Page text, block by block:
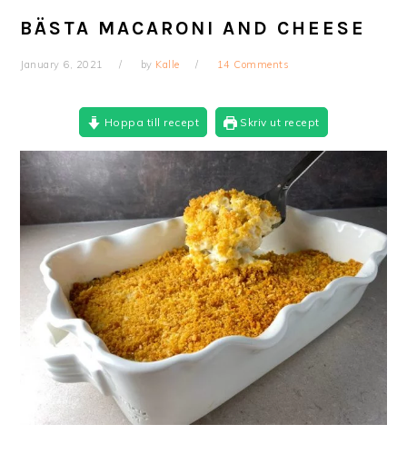
BÄSTA MACARONI AND CHEESE
January 6, 2021 by Kalle 14 Comments
Hoppa till recept Skriv ut recept